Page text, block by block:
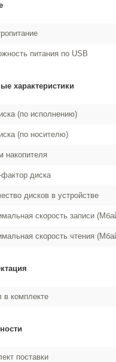
питания по USB
характеристики
(по исполнению)
(по носителю)
накопителя
диска
дисков в устройстве
скорость записи
скорость чтения
в комплекте
поставки